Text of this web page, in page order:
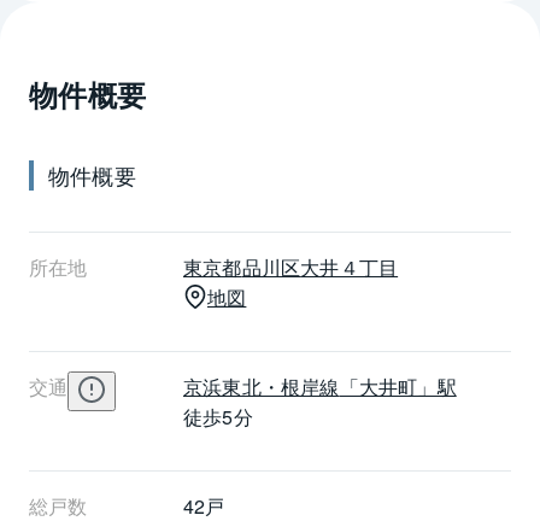
ンズフリーTVモニター付きインターホン、マンション
2階メールコーナーに設置されたAEDなど、暮らしの安
とができます。ブリリア品川大井町の最寄り駅はJR京
大井町線大井町駅徒歩8分、東京臨海高速鉄道りんかい
線大井町駅徒歩6分、通勤・通学至便、買い物環境良好
物件概要
物件概要
所在地 東京都品川区大井４丁目
地図
交通 京浜東北・根岸線 「大井町」駅
徒歩5分
総戸数 42戸